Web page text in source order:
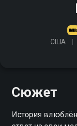
США
Сюжет
История